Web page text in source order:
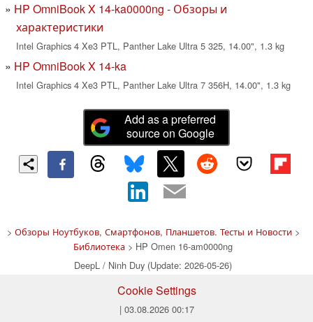
HP OmniBook X 14-ka0000ng - Обзоры и
характеристики
Intel Graphics 4 Xe3 PTL, Panther Lake Ultra 5 325, 14.00", 1.3 kg
HP OmniBook X 14-ka
Intel Graphics 4 Xe3 PTL, Panther Lake Ultra 7 356H, 14.00", 1.3 kg
Add as a preferred
source on Google
> Обзоры Ноутбуков, Смартфонов, Планшетов. Тесты и Новости>
Библиотека > HP Omen 16-am0000ng
DeepL / Ninh Duy (Update: 2026-05-26)
Cookie Settings
| 03.08.2026 00:17